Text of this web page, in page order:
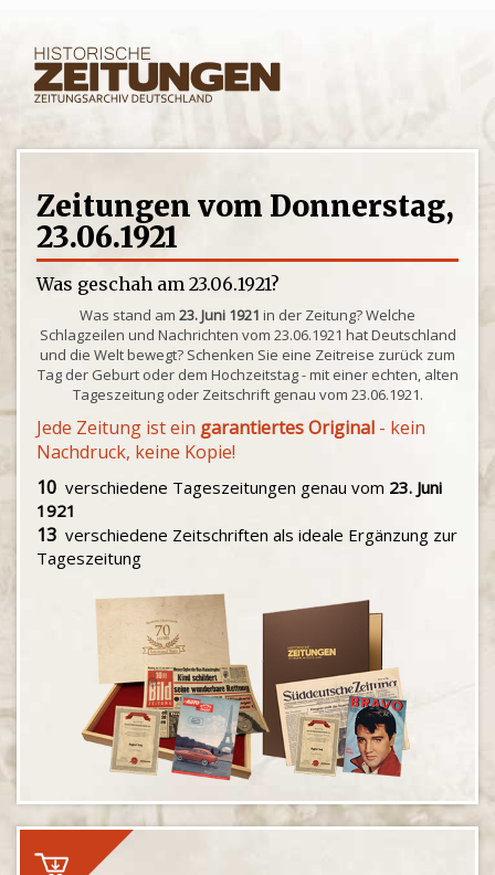
Zeitungen vom Donnerstag,
23.06.1921
Was geschah am 23.06.1921?
Was stand am 23. Juni 1921 in der Zeitung? Welche
Schlagzeilen und Nachrichten vom 23.06.1921 hat Deutschland
und die Welt bewegt? Schenken Sie eine Zeitreise zurück zum
Tag der Geburt oder dem Hochzeitstag - mit einer echten, alten
Tageszeitung oder Zeitschrift genau vom 23.06.1921.
Jede Zeitung ist ein garantiertes Original - kein
Nachdruck, keine Kopie!
10 verschiedene Tageszeitungen genau vom 23. Juni
1921
13 verschiedene Zeitschriften als ideale Ergänzung zur
Tageszeitung